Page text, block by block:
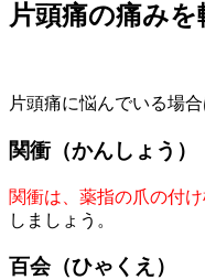
片頭痛の痛み
片頭痛に悩んでいる場
関衝（かんしょう）
関衝は、薬指の爪の付
しましょう。
百会（ひゃくえ）